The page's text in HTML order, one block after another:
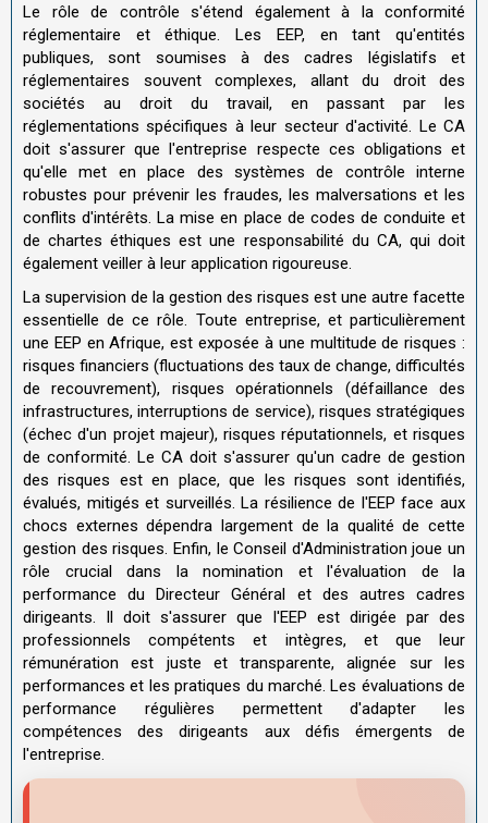
Le rôle de contrôle s'étend également à la conformité
réglementaire et éthique. Les EEP, en tant qu'entités
publiques, sont soumises à des cadres législatifs et
réglementaires souvent complexes, allant du droit des
sociétés au droit du travail, en passant par les
réglementations spécifiques à leur secteur d'activité. Le CA
doit s'assurer que l'entreprise respecte ces obligations et
qu'elle met en place des systèmes de contrôle interne
robustes pour prévenir les fraudes, les malversations et les
conflits d'intérêts. La mise en place de codes de conduite et
de chartes éthiques est une responsabilité du CA, qui doit
également veiller à leur application rigoureuse.
La supervision de la gestion des risques est une autre facette
essentielle de ce rôle. Toute entreprise, et particulièrement
une EEP en Afrique, est exposée à une multitude de risques :
risques financiers (fluctuations des taux de change, difficultés
de recouvrement), risques opérationnels (défaillance des
infrastructures, interruptions de service), risques stratégiques
(échec d'un projet majeur), risques réputationnels, et risques
de conformité. Le CA doit s'assurer qu'un cadre de gestion
des risques est en place, que les risques sont identifiés,
évalués, mitigés et surveillés. La résilience de l'EEP face aux
chocs externes dépendra largement de la qualité de cette
gestion des risques. Enfin, le Conseil d'Administration joue un
rôle crucial dans la nomination et l'évaluation de la
performance du Directeur Général et des autres cadres
dirigeants. Il doit s'assurer que l'EEP est dirigée par des
professionnels compétents et intègres, et que leur
rémunération est juste et transparente, alignée sur les
performances et les pratiques du marché. Les évaluations de
performance régulières permettent d'adapter les
compétences des dirigeants aux défis émergents de
l'entreprise.